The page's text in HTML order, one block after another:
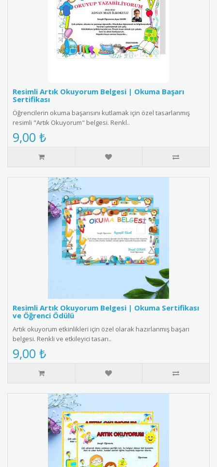
Resimli Artık Okuyorum Belgesi | Okuma Başarı
Sertifikası
Öğrencilerin okuma başarısını kutlamak için özel tasarlanmış
resimli "Artık Okuyorum" belgesi. Renkl..
9,00 ₺
Resimli Artık Okuyorum Belgesi | Okuma Sertifikası
ve Öğrenci Ödülü
Artık okuyorum etkinlikleri için özel olarak hazırlanmış başarı
belgesi. Renkli ve etkileyici tasarı..
9,00 ₺